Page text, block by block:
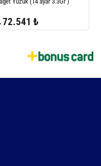
72.541 ₺